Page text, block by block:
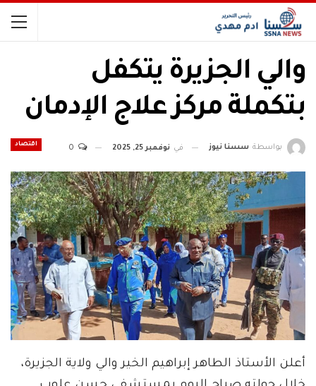
والي الجزيرة يتكفل
بتكملة مركز علاج الإدمان
اقتصاد بواسطة سسنا نيوز في نوفمبر 25, 2025
أعلن الأستاذ الطاهر إبراهيم الخير والي ولاية الجزيرة،